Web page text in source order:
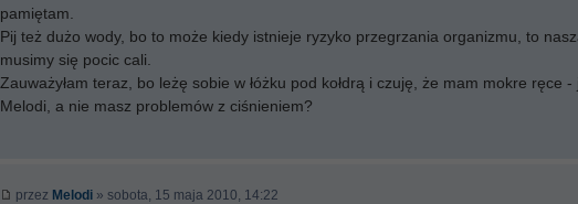
pamiętam.
Pij też dużo wody, bo to może kiedy istnieje ryzyko przegrzania organizmu, to
musimy się pocic cali.
Zauważyłam teraz, bo leżę sobie w łóżku pod kołdrą i czuję, że mam mokre ręce -
Melodi, a nie masz problemów z ciśnieniem?
przez Melodi » sobota, 15 maja 2010, 14:22